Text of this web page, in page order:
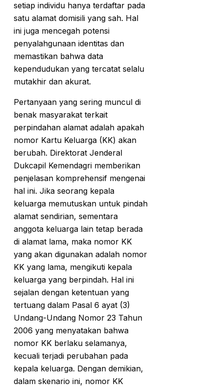
setiap individu hanya terdaftar pada
satu alamat domisili yang sah. Hal
ini juga mencegah potensi
penyalahgunaan identitas dan
memastikan bahwa data
kependudukan yang tercatat selalu
mutakhir dan akurat.
Pertanyaan yang sering muncul di
benak masyarakat terkait
perpindahan alamat adalah apakah
nomor Kartu Keluarga (KK) akan
berubah. Direktorat Jenderal
Dukcapil Kemendagri memberikan
penjelasan komprehensif mengenai
hal ini. Jika seorang kepala
keluarga memutuskan untuk pindah
alamat sendirian, sementara
anggota keluarga lain tetap berada
di alamat lama, maka nomor KK
yang akan digunakan adalah nomor
KK yang lama, mengikuti kepala
keluarga yang berpindah. Hal ini
sejalan dengan ketentuan yang
tertuang dalam Pasal 6 ayat (3)
Undang-Undang Nomor 23 Tahun
2006 yang menyatakan bahwa
nomor KK berlaku selamanya,
kecuali terjadi perubahan pada
kepala keluarga. Dengan demikian,
dalam skenario ini, nomor KK